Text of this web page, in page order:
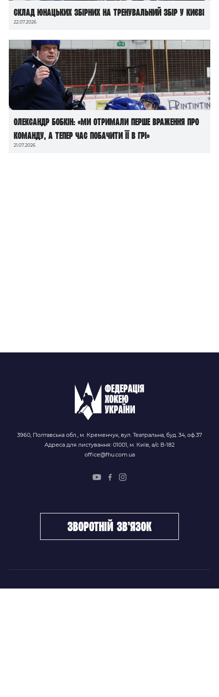
Склад юнацьких збірних на тренувальний збір у Києві
22.07.2026
Олександр Бобкін: «Ми отримали перше враження про
команду, а тепер час побачити її в грі»
21.07.2026
3960, Полтавська обл., м. Кременчук, вул. Театральна, буд. 34, оф.37
Адреса для листування: 01001, м. Київ, а/с В-182
office@fhu.com.ua
зворотній зв’язок